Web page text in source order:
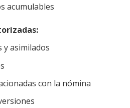
acumulables
y asimilados
con la nómina